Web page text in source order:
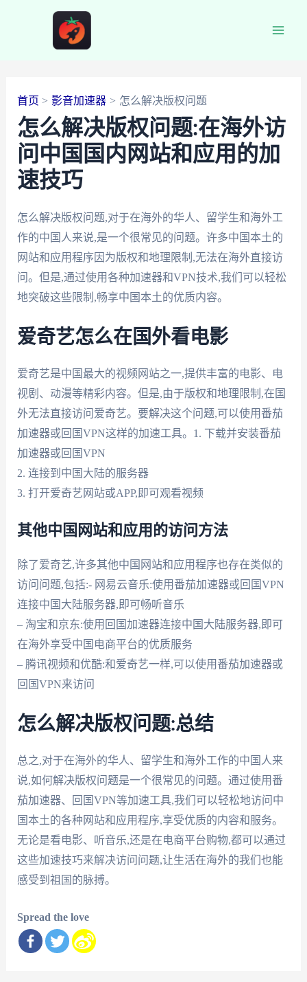
首页 影音加速器 怎么解决版权问题
怎么解决版权问题:在海外访
问中国国内网站和应用的加
速技巧
怎么解决版权问题,对于在海外的华人、留学生和海外工
作的中国人来说,是一个很常见的问题。许多中国本土的
网站和应用程序因为版权和地理限制,无法在海外直接访
问。但是,通过使用各种加速器和VPN技术,我们可以轻松
地突破这些限制,畅享中国本土的优质内容。
爱奇艺怎么在国外看电影
爱奇艺是中国最大的视频网站之一,提供丰富的电影、电
视剧、动漫等精彩内容。但是,由于版权和地理限制,在国
外无法直接访问爱奇艺。要解决这个问题,可以使用番茄
加速器或回国VPN这样的加速工具。1. 下载并安装番茄
加速器或回国VPN
2. 连接到中国大陆的服务器
3. 打开爱奇艺网站或APP,即可观看视频
其他中国网站和应用的访问方法
除了爱奇艺,许多其他中国网站和应用程序也存在类似的
访问问题,包括:- 网易云音乐:使用番茄加速器或回国VPN
连接中国大陆服务器,即可畅听音乐
– 淘宝和京东:使用回国加速器连接中国大陆服务器,即可
在海外享受中国电商平台的优质服务
– 腾讯视频和优酷:和爱奇艺一样,可以使用番茄加速器或
回国VPN来访问
怎么解决版权问题:总结
总之,对于在海外的华人、留学生和海外工作的中国人来
说,如何解决版权问题是一个很常见的问题。通过使用番
茄加速器、回国VPN等加速工具,我们可以轻松地访问中
国本土的各种网站和应用程序,享受优质的内容和服务。
无论是看电影、听音乐,还是在电商平台购物,都可以通过
这些加速技巧来解决访问问题,让生活在海外的我们也能
感受到祖国的脉搏。
Spread the love